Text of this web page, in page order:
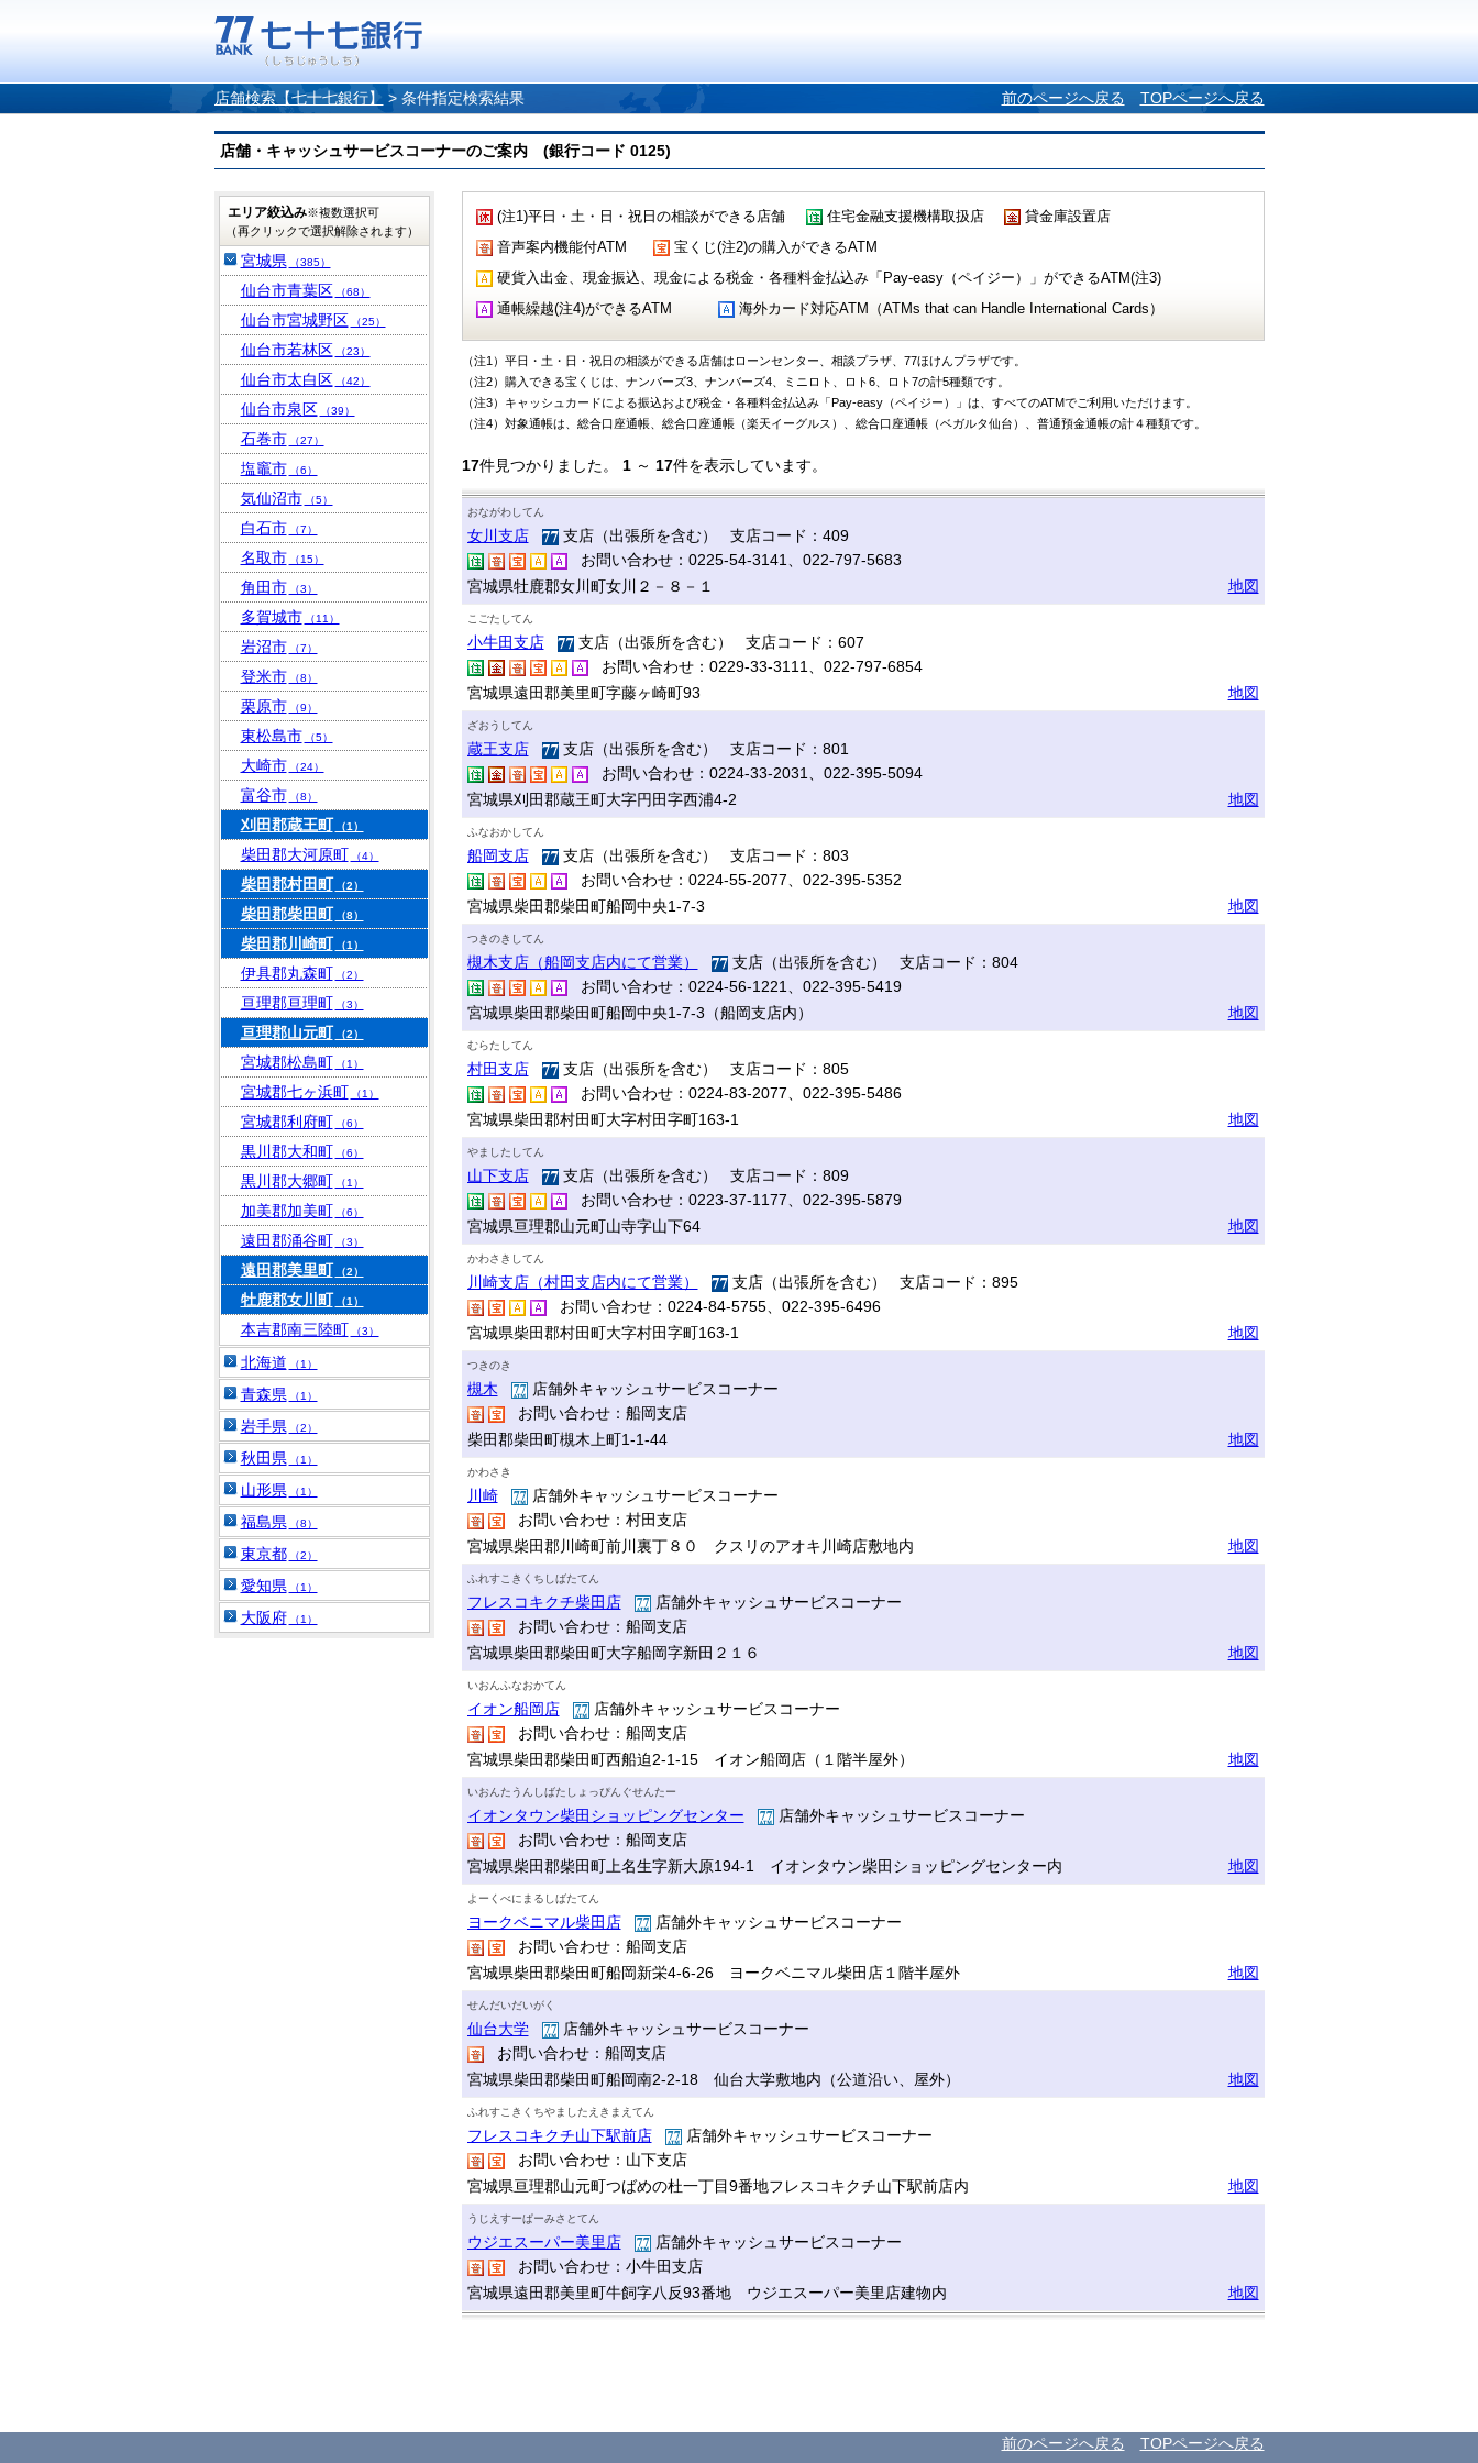
店舗検索【七十七銀行】 > 条件指定検索結果 前のページへ戻る TOPページへ戻る
店舗・キャッシュサービスコーナーのご案内 (銀行コード 0125)
(注1)平日・土・日・祝日の相談ができる店舗 住宅金融支援機構取扱店
貸金庫設置店
音声案内機能付ATM
宝くじ(注2)の購入ができるATM
硬貨入出金、現金振込、現金による税金・各種料金払込み「Pay-easy（ペイジー）」ができるATM(注3)
通帳繰越(注4)ができるATM
海外カード対応ATM（ATMs that can Handle International Cards）
（注1）平日・土・日・祝日の相談ができる店舗はローンセンター、相談プラザ、77ほけんプラザです。
（注2）購入できる宝くじは、ナンバーズ3、ナンバーズ4、ミニロト、ロト6、ロト7の計5種類です。
（注3）キャッシュカードによる振込および税金・各種料金払込み「Pay-easy（ペイジー）」は、すべてのATMでご利用いただけます。
（注4）対象通帳は、総合口座通帳、総合口座通帳（楽天イーグルス）、総合口座通帳（ベガルタ仙台）、普通預金通帳の計４種類です。
17件見つかりました。 1～ 17件を表示しています。
おながわしてん
女川支店
支店（出張所を含む） 支店コード：409
お問い合わせ：0225-54-3141、022-797-5683
宮城県牡鹿郡女川町女川２－８－１
地図
こごたしてん
小牛田支店
支店（出張所を含む） 支店コード：607
お問い合わせ：0229-33-3111、022-797-6854
宮城県遠田郡美里町字藤ヶ崎町93
地図
ざおうしてん
蔵王支店
支店（出張所を含む） 支店コード：801
お問い合わせ：0224-33-2031、022-395-5094
宮城県刈田郡蔵王町大字円田字西浦4-2
地図
ふなおかしてん
船岡支店
支店（出張所を含む） 支店コード：803
お問い合わせ：0224-55-2077、022-395-5352
宮城県柴田郡柴田町船岡中央1-7-3
地図
つきのきしてん
槻木支店（船岡支店内にて営業）
支店（出張所を含む） 支店コード：804
お問い合わせ：0224-56-1221、022-395-5419
宮城県柴田郡柴田町船岡中央1-7-3（船岡支店内）
地図
むらたしてん
村田支店
支店（出張所を含む） 支店コード：805
お問い合わせ：0224-83-2077、022-395-5486
宮城県柴田郡村田町大字村田字町163-1
地図
やましたしてん
山下支店
支店（出張所を含む） 支店コード：809
お問い合わせ：0223-37-1177、022-395-5879
宮城県亘理郡山元町山寺字山下64
地図
かわさきしてん
川崎支店（村田支店内にて営業）
支店（出張所を含む） 支店コード：895
お問い合わせ：0224-84-5755、022-395-6496
宮城県柴田郡村田町大字村田字町163-1
地図
つきのき
槻木
店舗外キャッシュサービスコーナー
お問い合わせ：船岡支店
柴田郡柴田町槻木上町1-1-44
地図
かわさき
川崎
店舗外キャッシュサービスコーナー
お問い合わせ：村田支店
宮城県柴田郡川崎町前川裏丁８０ クスリのアオキ川崎店敷地内
地図
ふれすこきくちしばたてん
フレスコキクチ柴田店
店舗外キャッシュサービスコーナー
お問い合わせ：船岡支店
宮城県柴田郡柴田町大字船岡字新田２１６
地図
いおんふなおかてん
イオン船岡店
店舗外キャッシュサービスコーナー
お問い合わせ：船岡支店
宮城県柴田郡柴田町西船迫2-1-15 イオン船岡店（１階半屋外）
地図
いおんたうんしばたしょっぴんぐせんたー
イオンタウン柴田ショッピングセンター
店舗外キャッシュサービスコーナー
お問い合わせ：船岡支店
宮城県柴田郡柴田町上名生字新大原194-1 イオンタウン柴田ショッピングセンター内
地図
よーくべにまるしばたてん
ヨークベニマル柴田店
店舗外キャッシュサービスコーナー
お問い合わせ：船岡支店
宮城県柴田郡柴田町船岡新栄4-6-26 ヨークベニマル柴田店１階半屋外
地図
せんだいだいがく
仙台大学
店舗外キャッシュサービスコーナー
お問い合わせ：船岡支店
宮城県柴田郡柴田町船岡南2-2-18 仙台大学敷地内（公道沿い、屋外）
地図
ふれすこきくちやましたえきまえてん
フレスコキクチ山下駅前店
店舗外キャッシュサービスコーナー
お問い合わせ：山下支店
宮城県亘理郡山元町つばめの杜一丁目9番地フレスコキクチ山下駅前店内
地図
うじえすーぱーみさとてん
ウジエスーパー美里店
店舗外キャッシュサービスコーナー
お問い合わせ：小牛田支店
宮城県遠田郡美里町牛飼字八反93番地 ウジエスーパー美里店建物内
地図
エリア絞込み※複数選択可
（再クリックで選択解除されます）
宮城県 （385）
仙台市青葉区 （68）
仙台市宮城野区 （25）
仙台市若林区 （23）
仙台市太白区 （42）
仙台市泉区 （39）
石巻市 （27）
塩竈市 （6）
気仙沼市 （5）
白石市 （7）
名取市 （15）
角田市 （3）
多賀城市 （11）
岩沼市 （7）
登米市 （8）
栗原市 （9）
東松島市 （5）
大崎市 （24）
富谷市 （8）
刈田郡蔵王町 （1）
柴田郡大河原町 （4）
柴田郡村田町 （2）
柴田郡柴田町 （8）
柴田郡川崎町 （1）
伊具郡丸森町 （2）
亘理郡亘理町 （3）
亘理郡山元町 （2）
宮城郡松島町 （1）
宮城郡七ヶ浜町 （1）
宮城郡利府町 （6）
黒川郡大和町 （6）
黒川郡大郷町 （1）
加美郡加美町 （6）
遠田郡涌谷町 （3）
遠田郡美里町 （2）
牡鹿郡女川町 （1）
本吉郡南三陸町 （3）
北海道 （1）
青森県 （1）
岩手県 （2）
秋田県 （1）
山形県 （1）
福島県 （8）
東京都 （2）
愛知県 （1）
大阪府 （1）
前のページへ戻る TOPページへ戻る